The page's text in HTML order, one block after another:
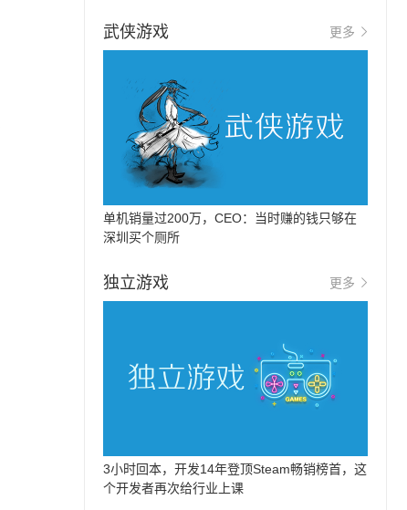
武侠游戏 更多
单机销量过200万，CEO：当时赚的钱只够在
深圳买个厕所
独立游戏 更多
3小时回本，开发14年登顶Steam畅销榜首，这
个开发者再次给行业上课